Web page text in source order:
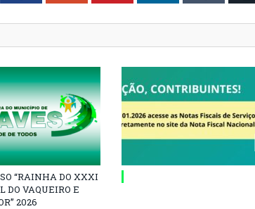
“RAINHA DO XXXI
DO VAQUEIRO E
2026